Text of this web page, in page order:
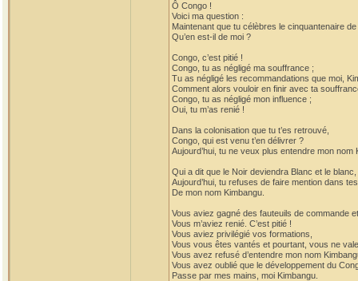
Ô Congo !
Voici ma question :
Maintenant que tu célèbres le cinquantenaire
Qu’en est-il de moi ?
Congo, c’est pitié !
Congo, tu as négligé ma souffrance ;
Tu as négligé les recommandations que moi,
Comment alors vouloir en finir avec ta
Congo, tu as négligé mon influence ;
Oui, tu m’as renié !
Dans la colonisation que tu t’es retrouvé,
Congo, qui est venu t’en délivrer ?
Aujourd’hui, tu ne veux plus entendre mon nom
Qui a dit que le Noir deviendra Blanc et le
Aujourd’hui, tu refuses de faire mention dans
De mon nom Kimbangu.
Vous aviez gagné des fauteuils de commande
Vous m’aviez renié. C’est pitié !
Vous aviez privilégié vos formations,
Vous vous êtes vantés et pourtant, vous ne
Vous avez refusé d’entendre mon nom
Vous avez oublié que le développement du
Passe par mes mains, moi Kimbangu.